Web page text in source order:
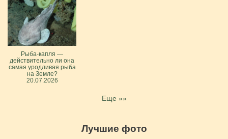
Рыба-капля —
действительно ли она
самая уродливая рыба
на Земле?
20.07.2026
Еще »»
Лучшие фото